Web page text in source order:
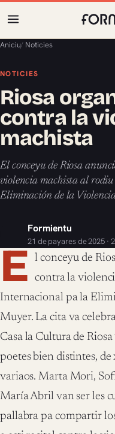
Aniciu/ Noticies
NOTICIES
Riosa
contra la
machista
El conceyu de Riosa
violencia machista al
Eliminación de la
Formientu
21 de payares de 2025 ·
E l conceyu de
contra la
Internacional pa la
Muyer. La cita va
Casa la Cultura de
poetes bien distintes,
variaos. Marta Mori,
María Abril van ser les
pallabra pa compartir